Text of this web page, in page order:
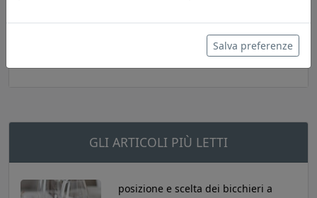
CATEGORIE MAGAZINE
GLI ARTICOLI PIÙ LETTI
posizione e scelta dei bicchieri a
Salva preferenze